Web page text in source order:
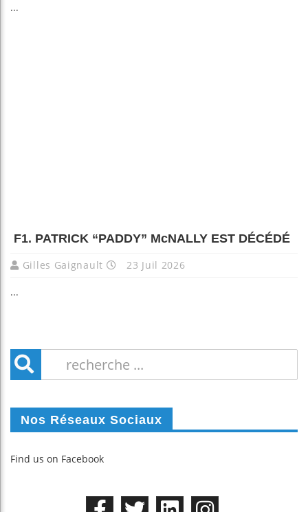
...
F1. PATRICK “PADDY” McNALLY EST DÉCÉDÉ
Gilles Gaignault 23 Juil 2026
...
Nos Réseaux Sociaux
Find us on Facebook